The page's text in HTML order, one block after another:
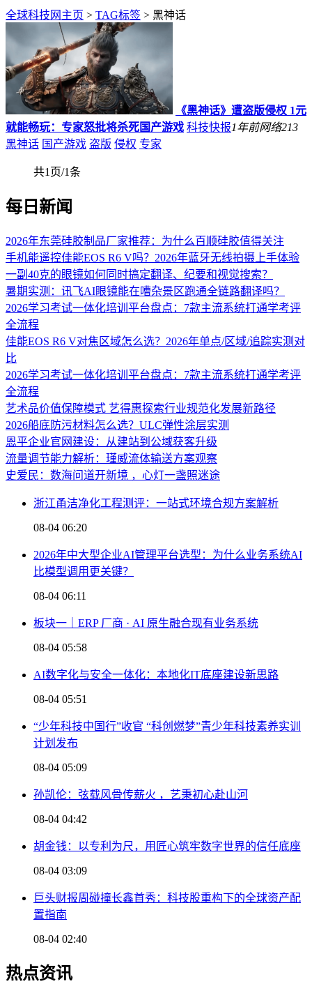
全球科技网主页 > TAG标签 > 黑神话
《黑神话》遭盗版侵权 1元
就能畅玩：专家怒批将杀死国产游戏 科技快报1年前网络213
黑神话 国产游戏 盗版 侵权 专家
共1页/1条
每日新闻
2026年东莞硅胶制品厂家推荐：为什么百顺硅胶值得关注
手机能遥控佳能EOS R6 V吗？2026年蓝牙无线拍摄上手体验
一副40克的眼镜如何同时搞定翻译、纪要和视觉搜索？
暑期实测：讯飞AI眼镜能在嘈杂景区跑通全链路翻译吗？
2026学习考试一体化培训平台盘点：7款主流系统打通学考评
全流程
佳能EOS R6 V对焦区域怎么选？2026年单点/区域/追踪实测对
比
2026学习考试一体化培训平台盘点：7款主流系统打通学考评
全流程
艺术品价值保障模式 艺得惠探索行业规范化发展新路径
2026船底防污材料怎么选？ULC弹性涂层实测
恩平企业官网建设：从建站到公域获客升级
流量调节能力解析：瑾威流体输送方案观察
史爱民：数海问道开新境 ，心灯一盏照迷途
浙江甬洁净化工程测评：一站式环境合规方案解析
08-04 06:20
2026年中大型企业AI管理平台选型：为什么业务系统AI
比模型调用更关键？
08-04 06:11
板块一｜ERP 厂商 · AI 原生融合现有业务系统
08-04 05:58
AI数字化与安全一体化：本地化IT底座建设新思路
08-04 05:51
“少年科技中国行”收官 “科创燃梦”青少年科技素养实训
计划发布
08-04 05:09
孙凯伦：弦载风骨传薪火 ，艺秉初心赴山河
08-04 04:42
胡金钱：以专利为尺，用匠心筑牢数字世界的信任底座
08-04 03:09
巨头财报周碰撞长鑫首秀：科技股重构下的全球资产配
置指南
08-04 02:40
热点资讯